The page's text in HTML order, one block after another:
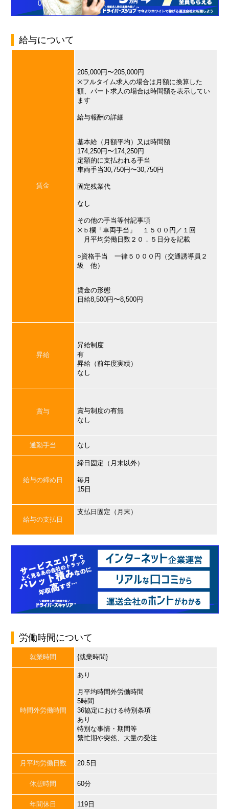
給与について
賃金
205,000円〜205,000円
※フルタイム求人の場合は月額に換算した
額、パート求人の場合は時間額を表示してい
ます
給与報酬の詳細
基本給（月額平均）又は時間額
174,250円〜174,250円
定額的に支払われる手当
車両手当30,750円〜30,750円
固定残業代
なし
その他の手当等付記事項
※ｂ欄「車両手当」 １５００円／１回
月平均労働日数２０．５日分を記載
○資格手当 一律５０００円（交通誘導員２
級 他）
賃金の形態
日給8,500円〜8,500円
昇給
昇給制度
有
昇給（前年度実績）
なし
賞与
賞与制度の有無
なし
通勤手当 なし
給与の締め日
締日固定（月末以外）
毎月
15日
給与の支払日
支払日固定（月末）
労働時間について
就業時間 {就業時間}
時間外労働時間
あり
月平均時間外労働時間
5時間
36協定における特別条項
あり
特別な事情・期間等
繁忙期や突然、大量の受注
月平均労働日数 20.5日
休憩時間 60分
年間休日 119日